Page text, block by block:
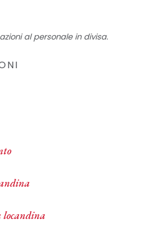
al personale in divisa.